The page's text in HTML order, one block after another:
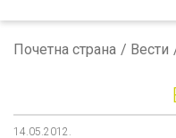
Почетна страна Вести
14.05.2012.